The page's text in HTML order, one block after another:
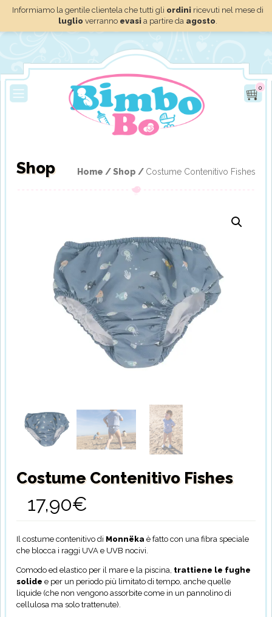
Informiamo la gentile clientela che tutti gli ordini ricevuti nel mese di
luglio verranno evasi a partire da agosto.
0
Home /Shop / Costume Contenitivo Fishes
Shop
Costume Contenitivo Fishes
17,90€
Il costume contenitivo di Monnëka è fatto con una fibra speciale
che blocca i raggi UVA e UVB nocivi.
Comodo ed elastico per il mare e la piscina, trattiene le fughe
solide e per un periodo più limitato di tempo, anche quelle
liquide (che non vengono assorbite come in un pannolino di
cellulosa ma solo trattenute).